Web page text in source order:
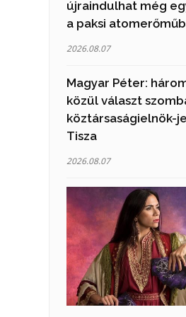
újraindulhat még
a paksi
2026.08.07
Magyar Péter:
közül választ
köztársaságielnök-
Tisza
2026.08.07